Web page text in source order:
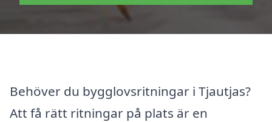
Behöver du bygglovsritningar i Tjautjas?
Att få rätt ritningar på plats är en